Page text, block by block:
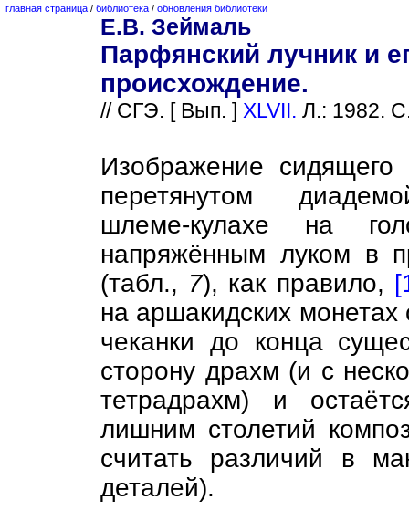
главная страница / библиотека / обновления библиотеки
Е.В. Зеймаль
Парфянский лучник и
происхождение.
// СГЭ. [ Вып. ] XLVII. Л.: 1982.
Изображение
перетянутом
шлеме-кулахе на
напряжённым луком в
(табл., 7), как правило,
на аршакидских монетах
чеканки до конца
сторону драхм (и с
тетрадрахм) и
лишним столетий
считать различий в
деталей).